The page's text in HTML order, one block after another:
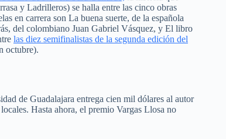
y Ladrilleros) se halla entre las cinco obras
en carrera son La buena suerte, de la española
del colombiano Juan Gabriel Vásquez, y El libro
las diez semifinalistas de la segunda edición del
octubre).
de Guadalajara entrega cien mil dólares al autor
Hasta ahora, el premio Vargas Llosa no